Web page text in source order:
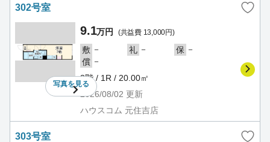
302号室
写真を見る
9.1万円 (共益費 13,000円)
敷 － 礼 － 保 －
償 －
3階 / 1R / 20.00㎡
2026/08/02 更新
ハウスコム 元住吉店
303号室